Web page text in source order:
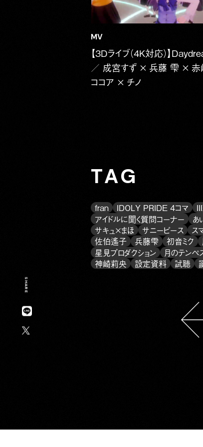
MV
【3Dライブ（4K対応）】
／ 成宮すず × 兵藤 雫 × 赤
ココア × チノ
TAG
fran IDOLY PRIDE 4コマ
アイドルに聞く質問コーナー
あ
サキュ×まほ
サニーピース ス
佐伯遙子
兵藤雫 初音ミク
星見プロダクション
月のテンペ
神崎莉央
設定資料 試聴
SHARE